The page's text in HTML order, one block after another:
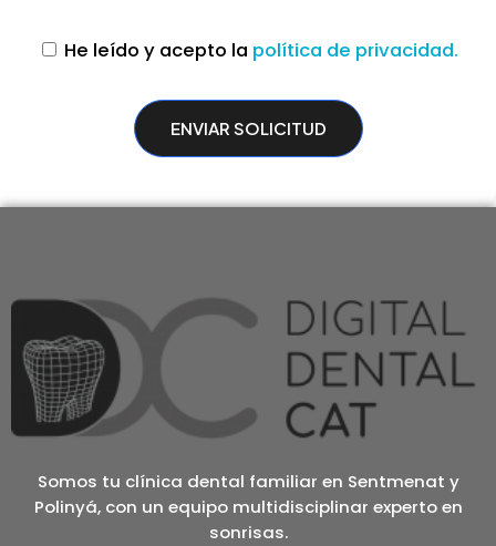
He leído y acepto la política de privacidad.
Somos tu clínica dental familiar en Sentmenat y
Polinyá, con un equipo multidisciplinar experto en
sonrisas.